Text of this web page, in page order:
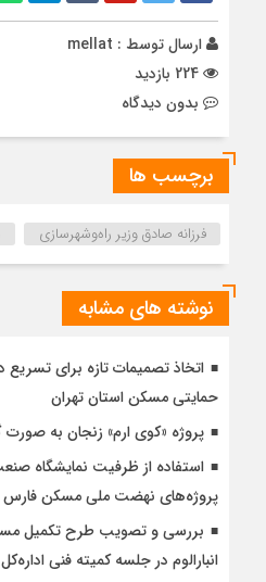
ارسال توسط : mellat
بدون دیدگاه
برچسب ها
فرزانه صادق وزیر راه‌وشهرسازی
نوشته های مشابه
اتخاذ تصمیمات تازه برای تسریع
حمایتی مسکن استان تهران
پروژه «کوی ارم» زنجان به
استفاده از ظرفیت نمایشگاه
پروژه‌های نهضت ملی مسکن فارس
بررسی و تصویب طرح تکمیل
انبارالوم در جلسه کمیته فنی